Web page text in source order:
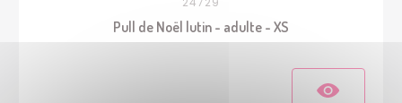
Pull de Noël lutin - adulte - XS